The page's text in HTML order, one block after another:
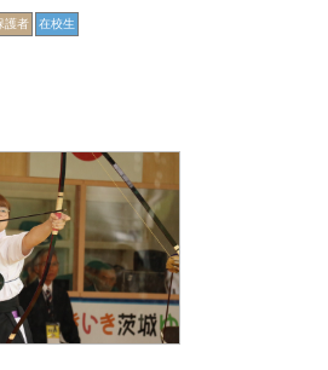
護者 在校生